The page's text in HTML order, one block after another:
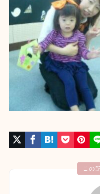
この